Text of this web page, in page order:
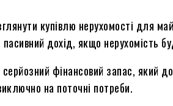
купівлю нерухомості для
дохід, якщо нерухомість
фінансовий запас, який
на поточні потреби.